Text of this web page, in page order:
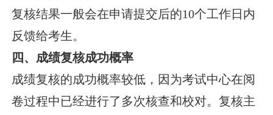
复核结果一般会在申请提交后的10个工作日内
反馈给考生。
四、成绩复核成功概率
成绩复核的成功概率较低，因为考试中心在阅
卷过程中已经进行了多次核查和校对。复核主